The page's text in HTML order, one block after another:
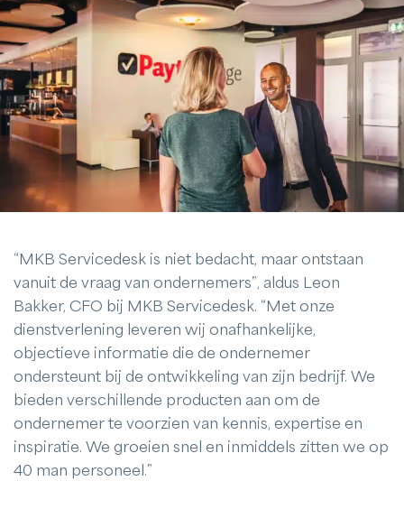
“MKB Servicedesk is niet bedacht, maar ontstaan
vanuit de vraag van ondernemers”, aldus Leon
Bakker, CFO bij MKB Servicedesk. “Met onze
dienstverlening leveren wij onafhankelijke,
objectieve informatie die de ondernemer
ondersteunt bij de ontwikkeling van zijn bedrijf. We
bieden verschillende producten aan om de
ondernemer te voorzien van kennis, expertise en
inspiratie. We groeien snel en inmiddels zitten we op
40 man personeel.”